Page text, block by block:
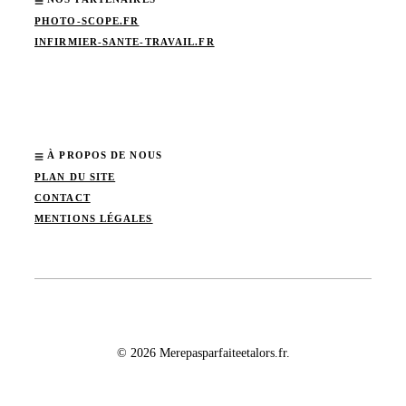
PHOTO-SCOPE.FR
INFIRMIER-SANTE-TRAVAIL.FR
À PROPOS DE NOUS
PLAN DU SITE
CONTACT
MENTIONS LÉGALES
© 2026 Merepasparfaiteetalors.fr.